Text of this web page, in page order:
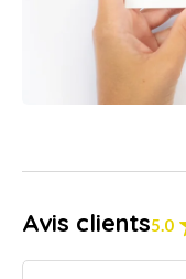
Avis clients5.0